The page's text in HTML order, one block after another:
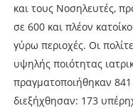
και τους Νοσηλευτές,
σε 600 και πλέον
γύρω περιοχές. Οι
υψηλής ποιότητας
πραγματοποιήθηκαν
διεξήχθησαν: 173